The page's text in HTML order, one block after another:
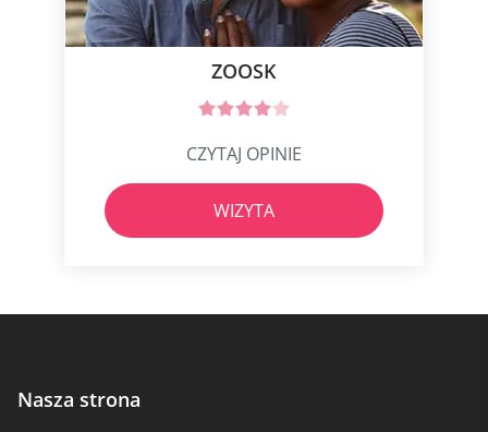
ZOOSK
CZYTAJ OPINIE
WIZYTA
Nasza strona